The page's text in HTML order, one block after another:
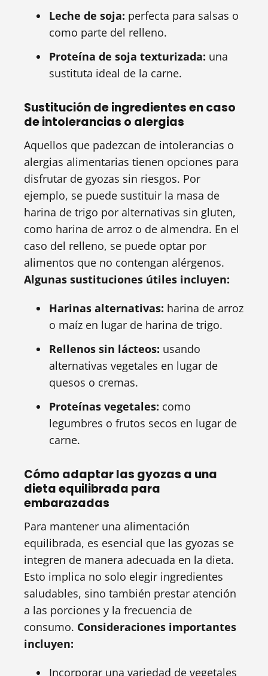
Leche de soja: perfecta para salsas o
como parte del relleno.
Proteína de soja texturizada: una
sustituta ideal de la carne.
Sustitución de ingredientes en caso
de intolerancias o alergias
Aquellos que padezcan de intolerancias o
alergias alimentarias tienen opciones para
disfrutar de gyozas sin riesgos. Por
ejemplo, se puede sustituir la masa de
harina de trigo por alternativas sin gluten,
como harina de arroz o de almendra. En el
caso del relleno, se puede optar por
alimentos que no contengan alérgenos.
Algunas sustituciones útiles incluyen:
Harinas alternativas: harina de arroz
o maíz en lugar de harina de trigo.
Rellenos sin lácteos: usando
alternativas vegetales en lugar de
quesos o cremas.
Proteínas vegetales: como
legumbres o frutos secos en lugar de
carne.
Cómo adaptar las gyozas a una
dieta equilibrada para
embarazadas
Para mantener una alimentación
equilibrada, es esencial que las gyozas se
integren de manera adecuada en la dieta.
Esto implica no solo elegir ingredientes
saludables, sino también prestar atención
a las porciones y la frecuencia de
consumo. Consideraciones importantes
incluyen:
Incorporar una variedad de vegetales